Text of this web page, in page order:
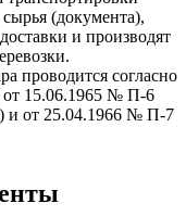
(документа),
и производят
проводится согласно
15.06.1965 № П-6
и от 25.04.1966 № П-7